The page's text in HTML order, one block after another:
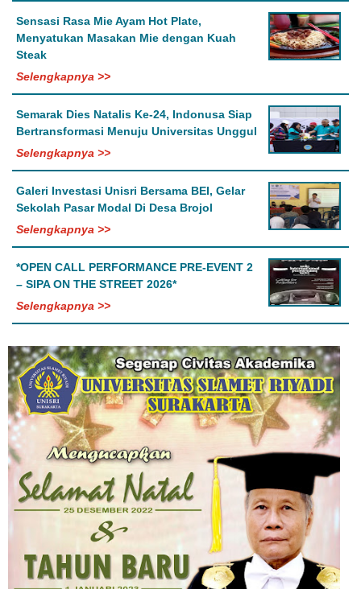
Sensasi Rasa Mie Ayam Hot Plate,
Menyatukan Masakan Mie dengan Kuah
Steak
Selengkapnya >>
Semarak Dies Natalis Ke-24, Indonusa Siap
Bertransformasi Menuju Universitas Unggul
Selengkapnya >>
Galeri Investasi Unisri Bersama BEI, Gelar
Sekolah Pasar Modal Di Desa Brojol
Selengkapnya >>
*OPEN CALL PERFORMANCE PRE-EVENT 2
– SIPA ON THE STREET 2026*
Selengkapnya >>